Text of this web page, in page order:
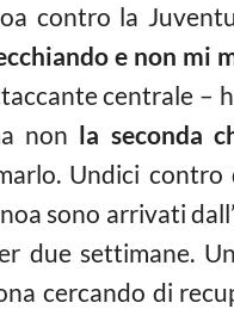
contro la
e non mi
centrale –
non la seconda
Undici
sono arrivati
due settimane.
cercando di